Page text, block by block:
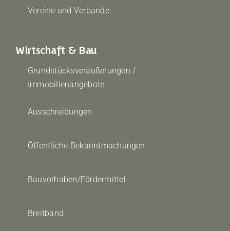
Vereine und Verbände
Wirtschaft & Bau
Grundstücksveräußerungen /
Immobilienangebote
Ausschreibungen
Öffentliche Bekanntmachungen
Bauvorhaben/Fördermittel
Breitband